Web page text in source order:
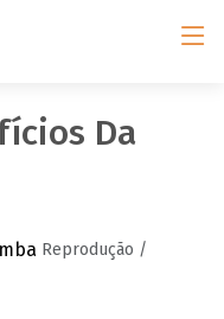
Da
Reprodução /